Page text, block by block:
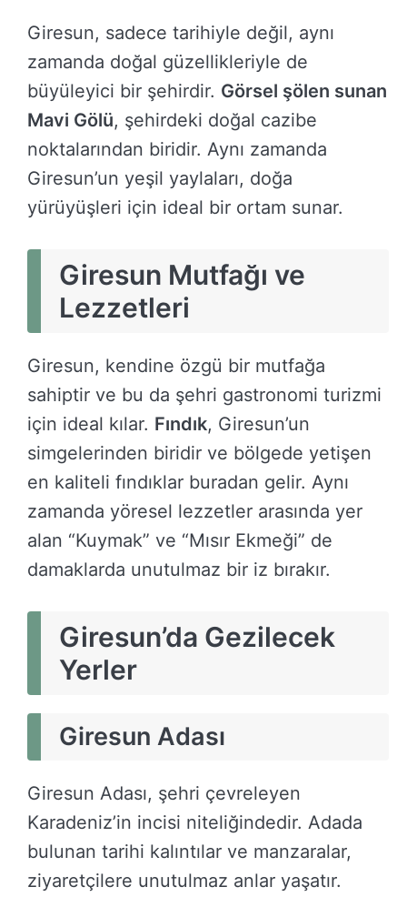
Giresun, sadece tarihiyle değil, aynı
zamanda doğal güzellikleriyle de
büyüleyici bir şehirdir. Görsel şölen sunan
Mavi Gölü, şehirdeki doğal cazibe
noktalarından biridir. Aynı zamanda
Giresun’un yeşil yaylaları, doğa
yürüyüşleri için ideal bir ortam sunar.
Giresun Mutfağı ve
Lezzetleri
Giresun, kendine özgü bir mutfağa
sahiptir ve bu da şehri gastronomi turizmi
için ideal kılar. Fındık, Giresun’un
simgelerinden biridir ve bölgede yetişen
en kaliteli fındıklar buradan gelir. Aynı
zamanda yöresel lezzetler arasında yer
alan “Kuymak” ve “Mısır Ekmeği” de
damaklarda unutulmaz bir iz bırakır.
Giresun’da Gezilecek
Yerler
Giresun Adası
Giresun Adası, şehri çevreleyen
Karadeniz’in incisi niteliğindedir. Adada
bulunan tarihi kalıntılar ve manzaralar,
ziyaretçilere unutulmaz anlar yaşatır.